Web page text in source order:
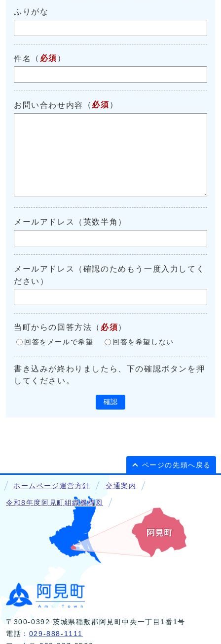
ふりがな
件名 （ 必須 ）
お問い合わせ内容 （ 必須 ）
メールアドレス（英数半角）
メールアドレス（確認のためもう一度入力してく
ださい）
当町からの回答方法 （ 必須 ）
回答をメールで希望 回答を希望しない
書き込みが終わりましたら、下の確認ボタンを押
してください。
確認
ページの先頭へ戻る
ホームページ運営方針 交通案内
令和8年度阿見町組織機構図
〒300-0392 茨城県稲敷郡阿見町中央一丁目1番1号
電話： 029-888-1111